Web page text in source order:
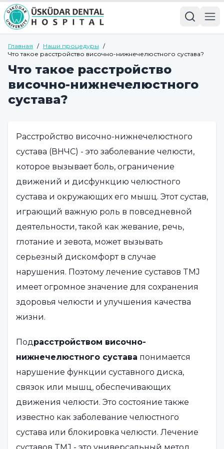
Главная / Наши процедуры /
Что такое расстройство височно-нижнечелюстного сустава?
Что такое расстройство
височно-нижнечелюстного
сустава?
Расстройство височно-нижнечелюстного
сустава (ВНЧС) - это заболевание челюсти,
которое вызывает боль, ограничение
движений и дисфункцию челюстного
сустава и окружающих его мышц. Этот сустав,
играющий важную роль в повседневной
деятельности, такой как жевание, речь,
глотание и зевота, может вызывать
серьезный дискомфорт в случае
нарушения. Поэтому лечение суставов TMJ
имеет огромное значение для сохранения
здоровья челюсти и улучшения качества
жизни.
Под расстройством височно-
нижнечелюстного сустава понимается
нарушение функции суставного диска,
связок или мышц, обеспечивающих
движения челюсти. Это состояние также
известно как заболевание челюстного
сустава или блокировка челюсти. Лечение